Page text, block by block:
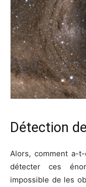
Détection
Alors, comment a-
détecter ces
impossible de les